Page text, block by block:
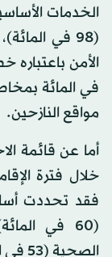
الخدمات
في المائة
مواقع النازحين.
أما عن قائمة
خلال فترة
الصحية (53 في المائة).